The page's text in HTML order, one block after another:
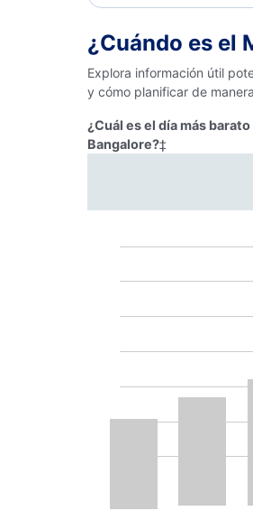
¿Cuándo es el
Explora información útil
y cómo planificar de
¿Cuál es el día más
Bangalore?‡